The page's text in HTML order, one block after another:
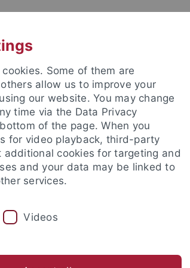
FORSCHUNG EINRICHTUNGEN
Campusleben Im Dialog Karriere
Some of them are
allow us to improve your
our website. You may change
time via the Data Privacy
of the page. When you
for video playback, third-party
additional cookies for targeting and
and your data may be linked to
services.
Videos